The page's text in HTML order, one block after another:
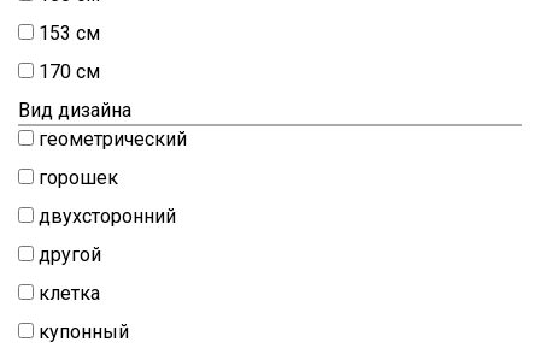
153 см
170 см
Вид дизайна
геометрический
горошек
двухсторонний
другой
клетка
купонный